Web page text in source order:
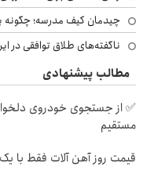
چیدمان کیف مدرسه؛
ناگفته‌های طلاق توافقی
مطالب پیشنهادی
✅ از جستجوی خودروی
مستقیم
قیمت روز آهن آلات فقط با